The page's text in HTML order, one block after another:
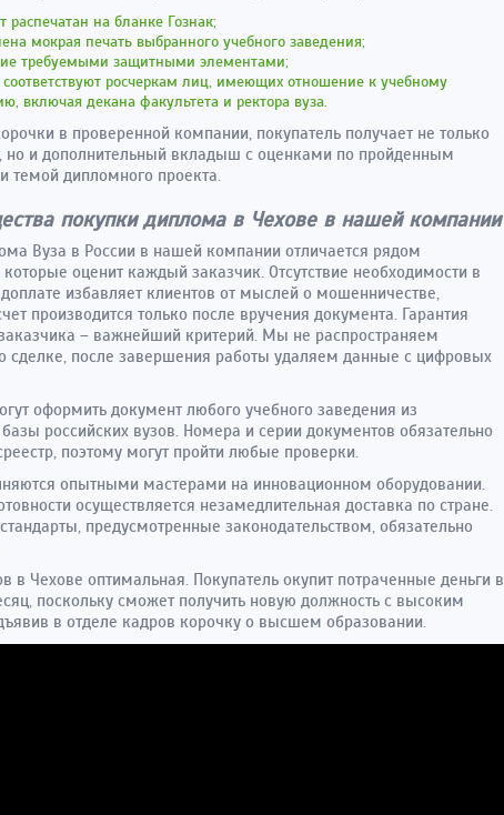
распечатан на бланке Гознак;
мокрая печать выбранного учебного заведения;
требуемыми защитными элементами;
росчеркам лиц, имеющих отношение к учебному
включая декана факультета и ректора вуза.
в проверенной компании, покупатель получает не только
но и дополнительный вкладыш с оценками по пройденным
темой дипломного проекта.
покупки диплома в Чехове в нашей компании
Вуза в России в нашей компании отличается рядом
оценит каждый заказчик. Отсутствие необходимости в
избавляет клиентов от мыслей о мошенничестве,
производится только после вручения документа. Гарантия
– важнейший критерий. Мы не распространяем
сделке, после завершения работы удаляем данные с цифровых
оформить документ любого учебного заведения из
российских вузов. Номера и серии документов обязательно
поэтому могут пройти любые проверки.
опытными мастерами на инновационном оборудовании.
осуществляется незамедлительная доставка по стране.
предусмотренные законодательством, обязательно
в Чехове оптимальная. Покупатель окупит потраченные деньги в
поскольку сможет получить новую должность с высоким
в отделе кадров корочку о высшем образовании.